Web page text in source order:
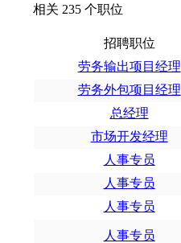
相关 235 个职位
招聘职位
劳务输出项目经理
劳务外包项目经理
总经理
市场开发经理
人事专员
人事专员
人事专员
人事专员